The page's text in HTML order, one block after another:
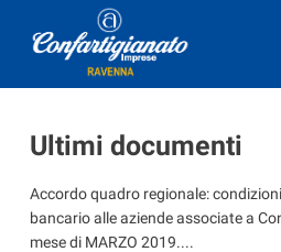
Ultimi documenti
Accordo quadro regionale:
bancario alle aziende associate a
mese di MARZO 2019....